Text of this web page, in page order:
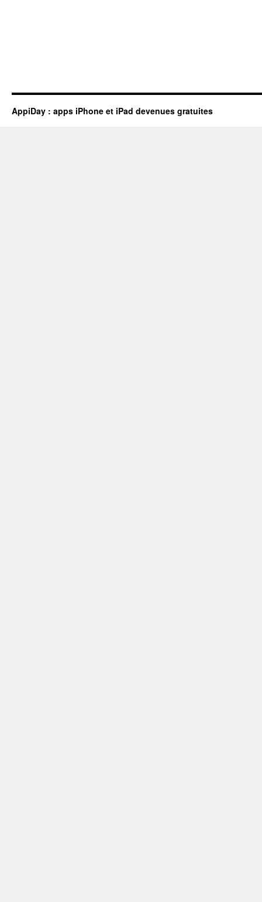
AppiDay : apps iPhone et iPad devenues gratuites